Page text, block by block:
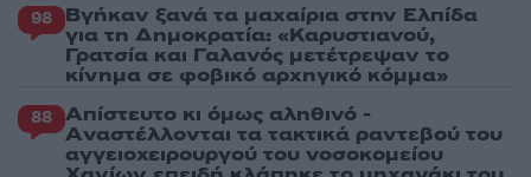
98 Βγήκαν ξανά τα μαχαίρια στην Ελπίδα
για τη Δημοκρατία: «Καρυστιανού,
Γρατσία και Γαλανός μετέτρεψαν το
κίνημα σε φοβικό αρχηγικό κόμμα»
88 Απίστευτο κι όμως αληθινό -
Aναστέλλονται τα τακτικά ραντεβού του
αγγειοχειρουργού του νοσοκομείου